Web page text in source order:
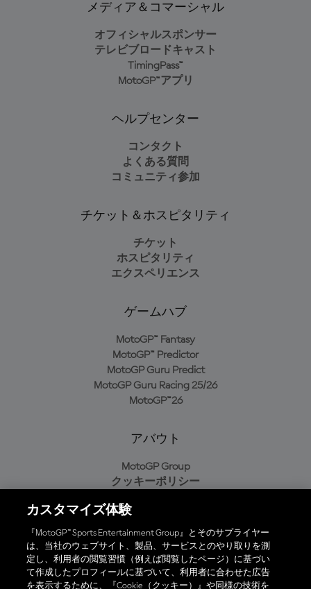
メディア＆コマーシャル
オフィシャルスポンサー
テレビブロードキャスト
TimingPass™
MotoGP™アプリ
ヘルプセンター
コンタクト
よくある質問
コミュニティ参加
チケット＆ホスピタリティ
チケット
ホスピタリティ
エクスペリエンス
ゲームハブ
MotoGP™ Fantasy
MotoGP™ Predictor
MotoGP Guru Predict
MotoGP Guru Racing 25/26
MotoGP™26
アバウト
MotoGP Group
クッキーポリシー
プライバシーポリシー
購入ポリシー
オフィシャルアプリ
カスタマイズ体験
『MotoGP™ Sports Entertainment Group』とそのサプライヤー
は、当社のウェブサイト、製品、サービスとのやり取りを測
定し、利用者の閲覧習慣（例えば閲覧したページ）に基づい
て作成したプロフィールに基づいて、利用者に合わせた広告
を表示するために、『Cookie（クッキー）』や同様の技術を